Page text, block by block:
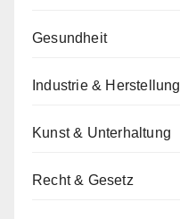
Gesundheit
Industrie & Herstellung
Kunst & Unterhaltung
Recht & Gesetz